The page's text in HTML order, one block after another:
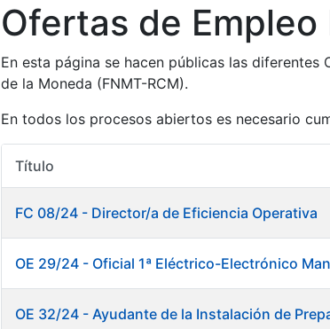
Mostrar/Ocultar
Mostrar/Ocultar
Ofertas de
En esta página se hacen públicas las
de la Moneda (FNMT-RCM).
En todos los procesos abiertos es necesario
Título
FC 08/24 - Director/a de Eficiencia Operativa
OE 29/24 - Oficial 1ª Eléctrico-Electrónico
OE 32/24 - Ayudante de la Instalación de